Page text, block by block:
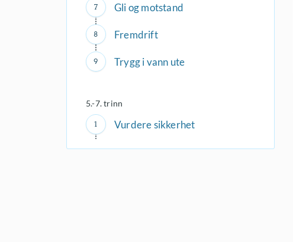
Gli og motstand
Fremdrift
Trygg i vann ute
5.-7. trinn
Vurdere sikkerhet